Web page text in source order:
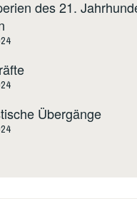
des 21.
Übergänge